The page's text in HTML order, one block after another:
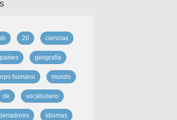
20 ciencias
países geografía
humano mundo
de vocabulario
idiomas